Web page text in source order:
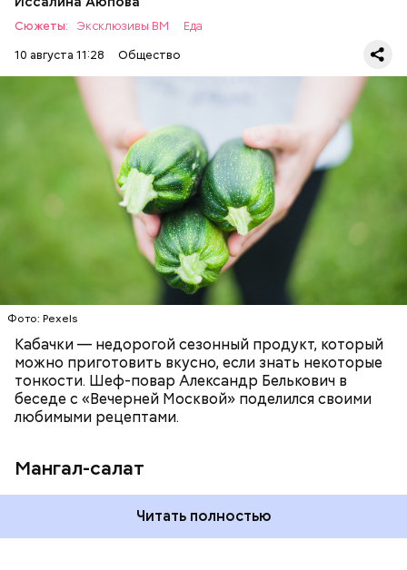
Сюжеты: Эксклюзивы ВМ
Еда
10 августа 11:28
Общество
Фото: Pexels
Кабачки — недорогой сезонный продукт, который
можно приготовить вкусно, если знать некоторые
тонкости. Шеф-повар Александр Белькович в
беседе с «Вечерней Москвой» поделился своими
любимыми рецептами.
Мангал-салат
Что понадобится:
Читать полностью
РЕЦЕПТЫ
— Этот вариант кулича не содержит дрожжей,
поэтому люди, которые любят сидеть на диете,
оценят его.
Ингредиенты